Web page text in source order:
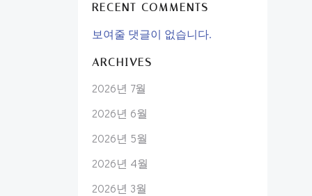
RECENT COMMENTS
보여줄 댓글이 없습니다.
ARCHIVES
2026년 7월
2026년 6월
2026년 5월
2026년 4월
2026년 3월